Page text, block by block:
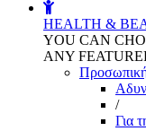
HEALTH &
YOU CAN
ANY
/
Για